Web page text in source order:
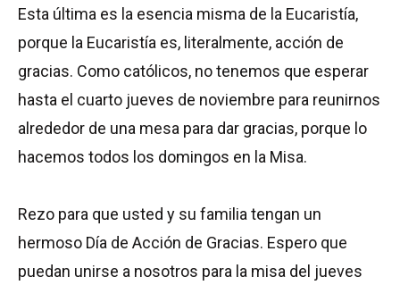
Esta última es la esencia misma de la Eucaristía,
porque la Eucaristía es, literalmente, acción de
gracias. Como católicos, no tenemos que esperar
hasta el cuarto jueves de noviembre para reunirnos
alrededor de una mesa para dar gracias, porque lo
hacemos todos los domingos en la Misa.
Rezo para que usted y su familia tengan un
hermoso Día de Acción de Gracias. Espero que
puedan unirse a nosotros para la misa del jueves